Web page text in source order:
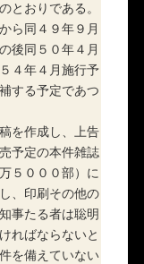
とおりである。
ら同４９年９月
後同５０年４月
４年４月施行予
する予定であつ
を作成し、上告
予定の本件雑誌
５０００部）に
、印刷その他の
事たる者は聡明
ればならないと
を備えていない